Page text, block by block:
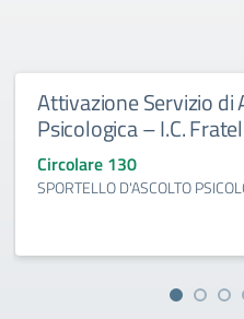
Attivazione Servizio di
Psicologica – I.C.
Circolare 130
SPORTELLO D'ASCOLTO